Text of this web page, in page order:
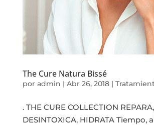
The Cure Natura Bissé
por admin | Abr 26, 2018|
. THE CURE COLLECTION REPARA,
DESINTOXICA, HIDRATA Tiempo,